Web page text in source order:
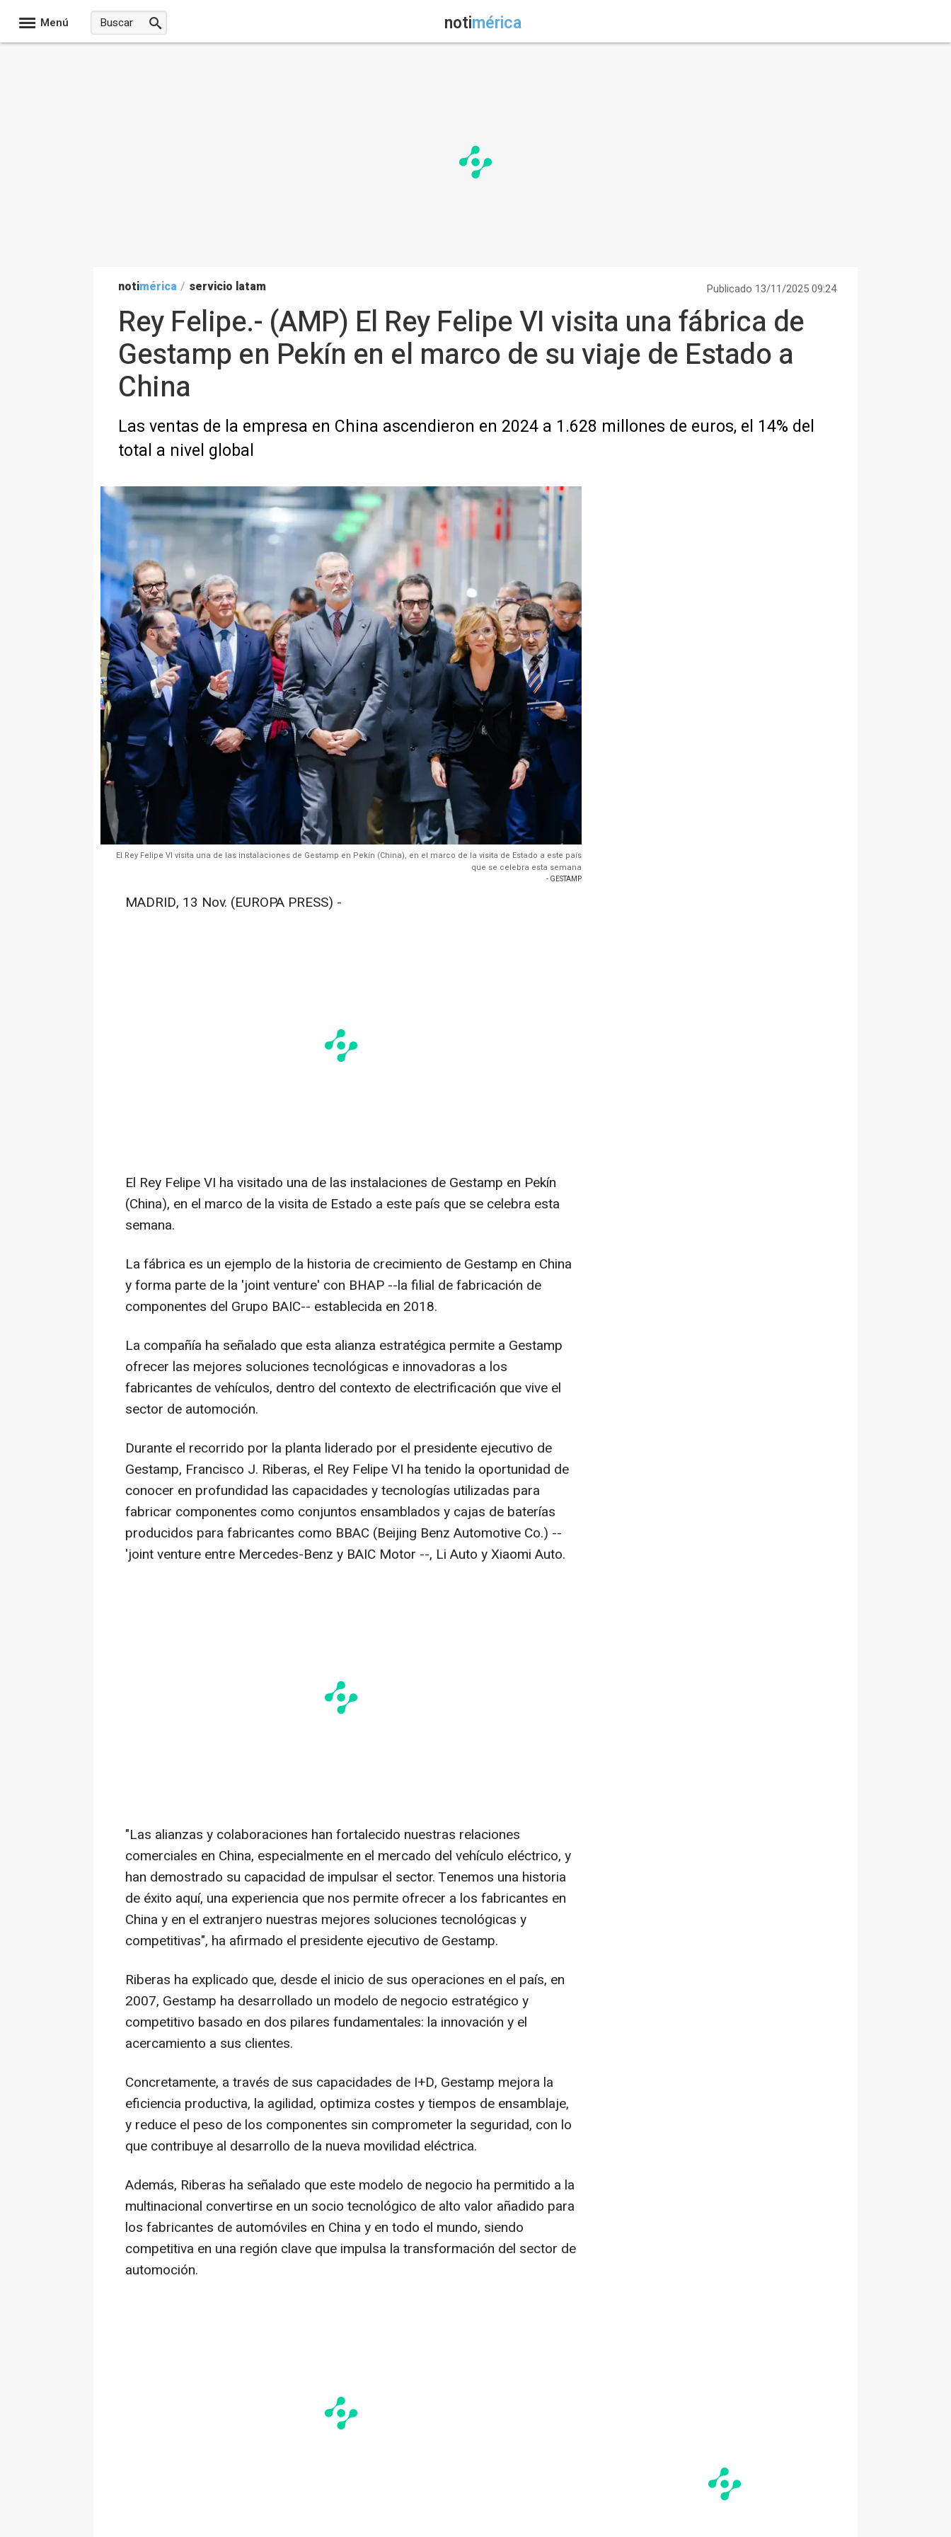
Menú notimérica
notimérica / servicio latam Publicado 13/11/2025 09:24
Rey Felipe.- (AMP) El Rey Felipe VI visita una fábrica de
Gestamp en Pekín en el marco de su viaje de Estado a
China
Las ventas de la empresa en China ascendieron en 2024 a 1.628 millones de euros, el 14% del
total a nivel global
El Rey Felipe VI visita una de las instalaciones de Gestamp en Pekín (China), en el marco de la visita de Estado a este país
que se celebra esta semana
- GESTAMP
MADRID, 13 Nov. (EUROPA PRESS) -
El Rey Felipe VI ha visitado una de las instalaciones de Gestamp en Pekín
(China), en el marco de la visita de Estado a este país que se celebra esta
semana.
La fábrica es un ejemplo de la historia de crecimiento de Gestamp en China
y forma parte de la 'joint venture' con BHAP --la filial de fabricación de
componentes del Grupo BAIC-- establecida en 2018.
La compañía ha señalado que esta alianza estratégica permite a Gestamp
ofrecer las mejores soluciones tecnológicas e innovadoras a los
fabricantes de vehículos, dentro del contexto de electrificación que vive el
sector de automoción.
Durante el recorrido por la planta liderado por el presidente ejecutivo de
Gestamp, Francisco J. Riberas, el Rey Felipe VI ha tenido la oportunidad de
conocer en profundidad las capacidades y tecnologías utilizadas para
fabricar componentes como conjuntos ensamblados y cajas de baterías
producidos para fabricantes como BBAC (Beijing Benz Automotive Co.) --
'joint venture entre Mercedes-Benz y BAIC Motor --, Li Auto y Xiaomi Auto.
"Las alianzas y colaboraciones han fortalecido nuestras relaciones
comerciales en China, especialmente en el mercado del vehículo eléctrico, y
han demostrado su capacidad de impulsar el sector. Tenemos una historia
de éxito aquí, una experiencia que nos permite ofrecer a los fabricantes en
China y en el extranjero nuestras mejores soluciones tecnológicas y
competitivas", ha afirmado el presidente ejecutivo de Gestamp.
Riberas ha explicado que, desde el inicio de sus operaciones en el país, en
2007, Gestamp ha desarrollado un modelo de negocio estratégico y
competitivo basado en dos pilares fundamentales: la innovación y el
acercamiento a sus clientes.
Concretamente, a través de sus capacidades de I+D, Gestamp mejora la
eficiencia productiva, la agilidad, optimiza costes y tiempos de ensamblaje,
y reduce el peso de los componentes sin comprometer la seguridad, con lo
que contribuye al desarrollo de la nueva movilidad eléctrica.
Además, Riberas ha señalado que este modelo de negocio ha permitido a la
multinacional convertirse en un socio tecnológico de alto valor añadido para
los fabricantes de automóviles en China y en todo el mundo, siendo
competitiva en una región clave que impulsa la transformación del sector de
automoción.